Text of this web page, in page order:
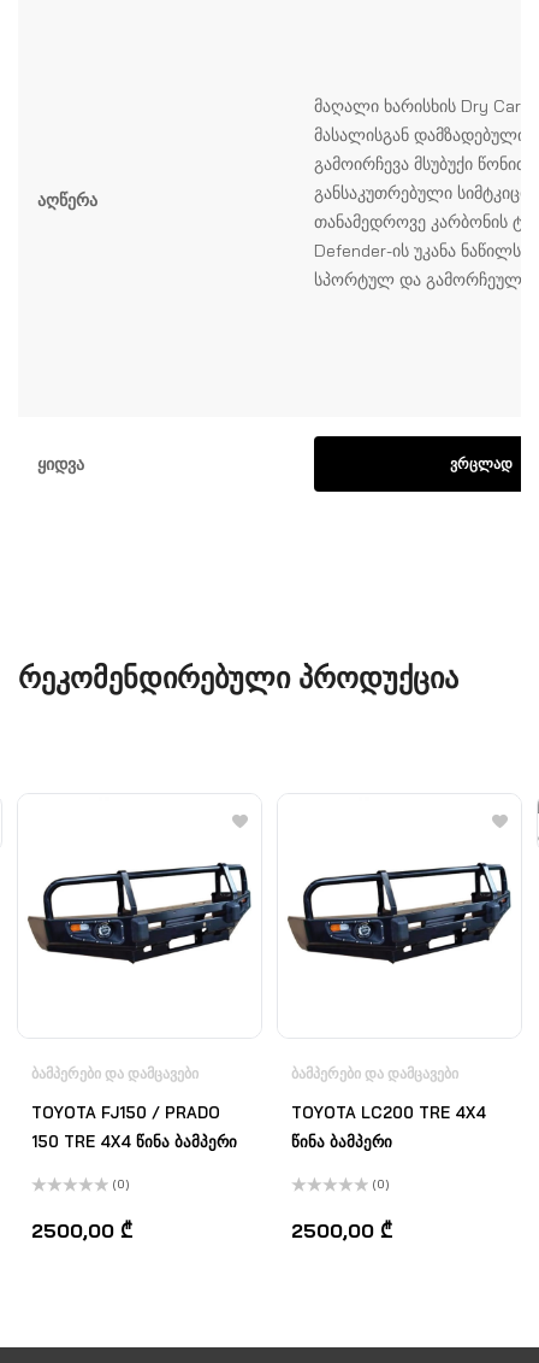
Აღწერა
მაღალი ხარისხის Dry
მასალისგან დამზადებული
გამოირჩევა მსუბუქი
განსაკუთრებული
თანამედროვე კარბონის
Defender-ის უკანა ნაწილს
სპორტულ და გამორჩეულ
Ყიდვა ᲕᲠᲪᲚᲐᲓ
ᲠᲔᲙᲝᲛᲔᲜᲓᲘᲠᲔᲑᲣᲚᲘ ᲞᲠᲝᲓᲣᲥᲪᲘᲐ
ᲑᲐᲛᲞᲔᲠᲔᲑᲘ ᲓᲐ ᲓᲐᲛᲪᲐᲕᲔᲑᲘ
TOYOTA FJ150 / PRADO
150 TRE 4X4 წინა ბამპერი
0,
5-
(0)
2500,00 ₾
ᲑᲐᲛᲞᲔᲠᲔᲑᲘ ᲓᲐ ᲓᲐᲛᲪᲐᲕᲔᲑᲘ
TOYOTA LC200 TRE 4X4
წინა ბამპერი
0,
5-
(0)
2500,00 ₾